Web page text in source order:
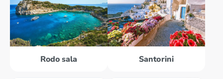
Rodo sala Santorini